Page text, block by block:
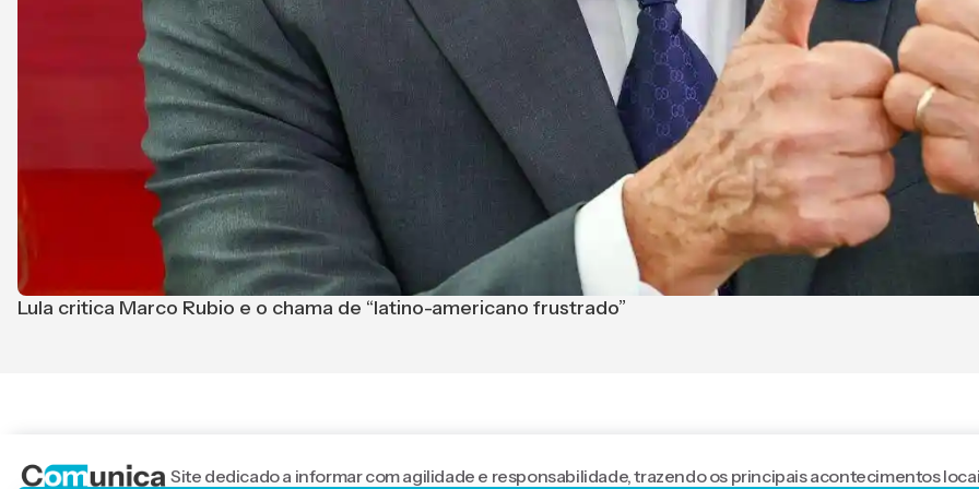
Lula critica Marco Rubio e o chama de “latino-americano frustrado”
Site dedicado a informar com agilidade e responsabilidade, trazendo os principais acontecimentos